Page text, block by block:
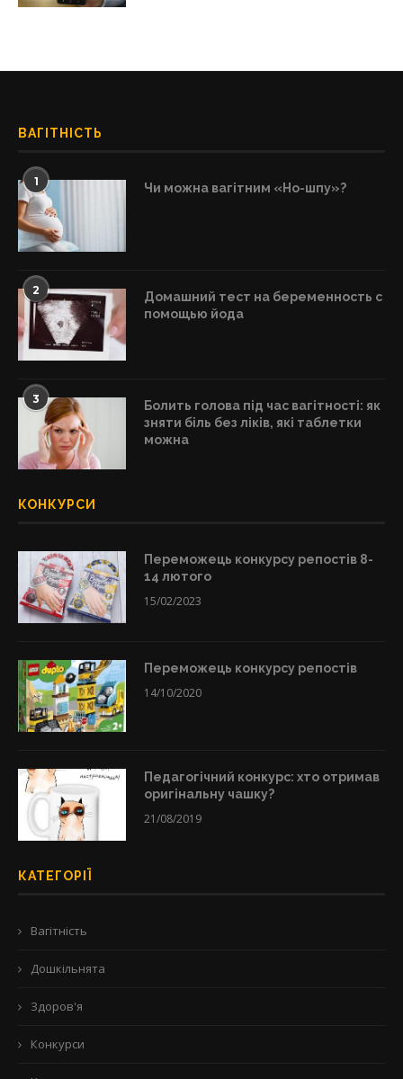
ВАГІТНІСТЬ
1 Чи можна вагітним «Но-шпу»?
2
Домашний тест на беременность с
помощью йода
3
Болить голова під час вагітності: як
зняти біль без ліків, які таблетки
можна
КОНКУРСИ
Переможець конкурсу репостів 8-
14 лютого
15/02/2023
Переможець конкурсу репостів
14/10/2020
Педагогічний конкурс: хто отримав
оригінальну чашку?
21/08/2019
КАТЕГОРІЇ
Вагітність
Дошкільнята
Здоров'я
Конкурси